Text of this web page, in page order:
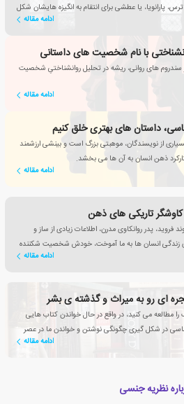
پارانویا، یا عطشی برای انتقام به انگیزه هایشان شکل
ادامه مقاله
با نام شخصیت های داستانی
سندروم های روانی، ریشه در تحلیل روانشناختیِ شخصیت
ادامه مقاله
داستان های بهتری خلق کنیم
از نویسندگان، موهبتی بزرگ است و بینشی ارزشمند
ذهن انسان به آن ها می بخشد.
ادامه مقاله
کاوشگر تاریکی های ذهن
فروید، پدر روانکاوی مدرن، اطلاعات زیادی از ساز و
زندگی انسان ها به ما آموخت، خودش شخصیت شکننده
ادامه مقاله
ای رو به میراث و گذشته ی بشر
را مطالعه می کنید، در واقع در حال خواندن کتاب هایی
در شکل گیری چگونگی نوشتن و خواندن ما در عصر
ادامه مقاله
نظریه جنسی